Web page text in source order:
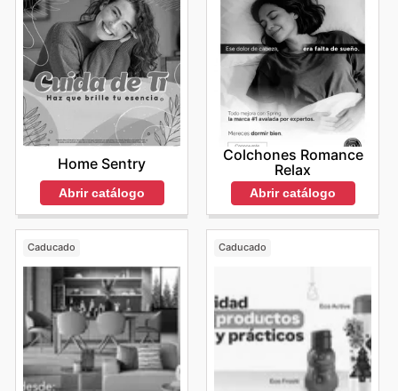
Home Sentry
Abrir catálogo
Colchones Romance
Relax
Abrir catálogo
Caducado Caducado